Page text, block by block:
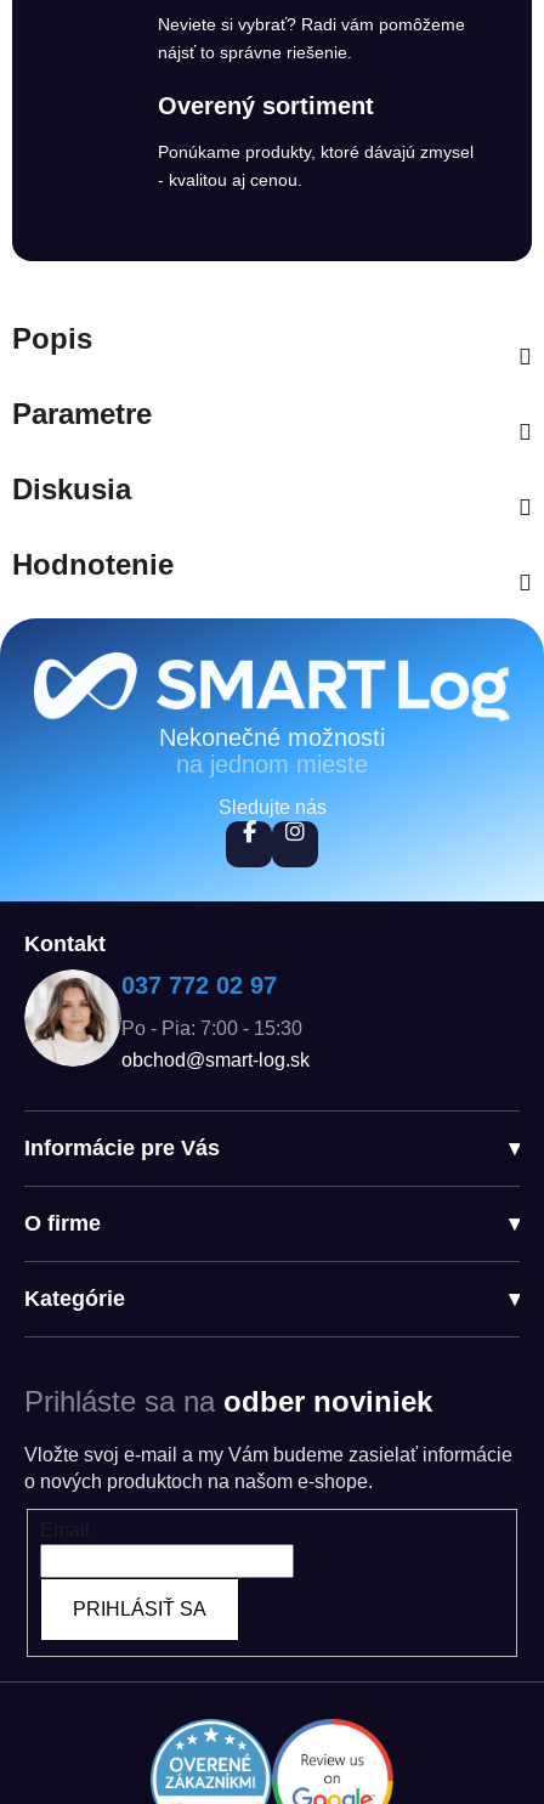
Neviete si vybrať? Radi vám pomôžeme
nájsť to správne riešenie.
Overený sortiment
Ponúkame produkty, ktoré dávajú zmysel
- kvalitou aj cenou.
Popis
Parametre
Diskusia
Hodnotenie
Zápätie
Nekonečné možnosti
na jednom mieste
Sledujte nás
Kontakt
037 772 02 97
Po - Pia: 7:00 - 15:30
obchod@smart-log.sk
Informácie pre Vás ▾
O firme ▾
Kategórie ▾
Prihláste sa na odber noviniek
Vložte svoj e-mail a my Vám budeme zasielať informácie
o nových produktoch na našom e-shope.
PRIHLÁSIŤ SA